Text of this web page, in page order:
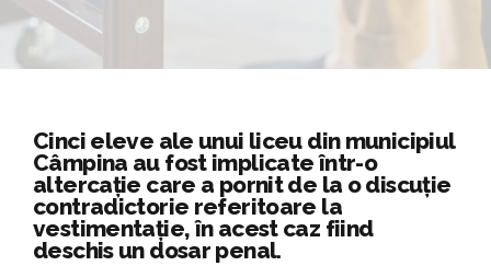
Cinci eleve ale unui liceu din municipiul
Câmpina au fost implicate într-o
altercație care a pornit de la o discuție
contradictorie referitoare la
vestimentație, în acest caz fiind
deschis un dosar penal.